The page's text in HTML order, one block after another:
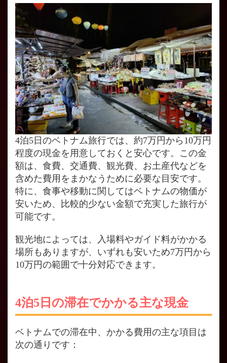
4泊5日のベトナム旅行では、約7万円から10万円
程度の現金を用意しておくと安心です。この金
額は、食費、交通費、観光費、お土産代などを
含めた費用をまかなうために必要な目安です。
特に、食事や移動に関してはベトナムの物価が
安いため、比較的少ない金額で充実した旅行が
可能です​。
観光地によっては、入場料やガイド料がかかる
場所もありますが、いずれも安いため7万円から
10万円の範囲で十分対応できます。
4泊5日の滞在でかかる主な現金
ベトナムでの滞在中、かかる費用の主な項目は
次の通りです：